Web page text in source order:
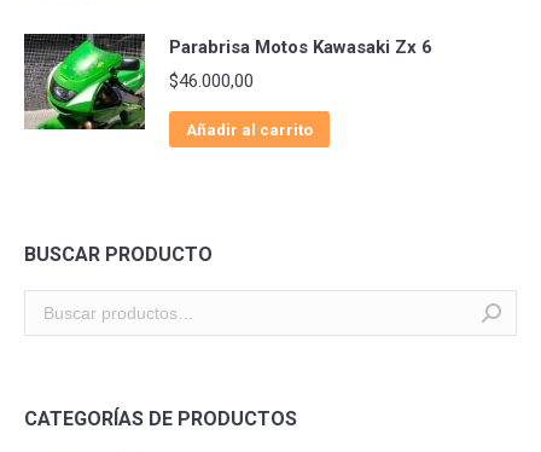
Parabrisa Motos Kawasaki Zx 6
$46.000,00
Añadir al carrito
BUSCAR PRODUCTO
CATEGORÍAS DE PRODUCTOS